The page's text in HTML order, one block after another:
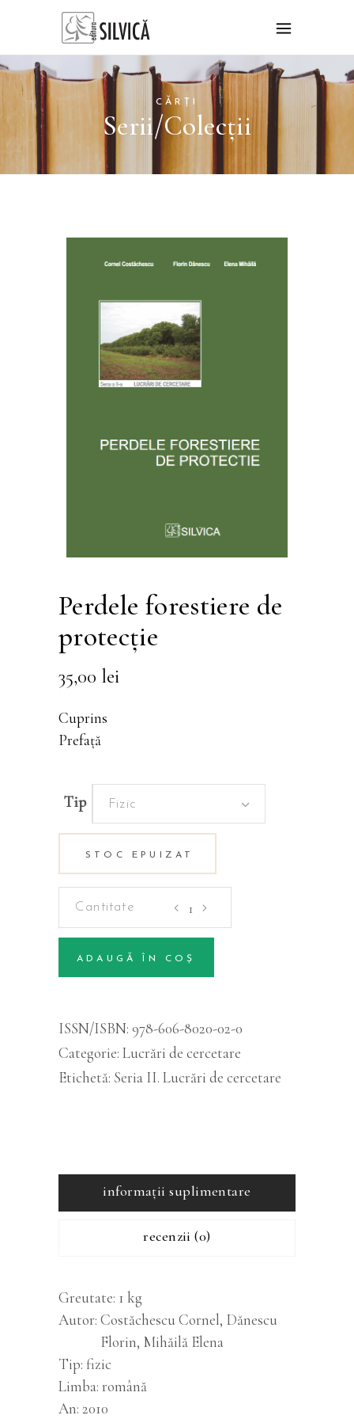
CĂRȚI
Serii/Colecții
Perdele forestiere de
protecţie
35,00 lei
Cuprins
Prefață
Tip Fizic
STOC EPUIZAT
de
protecţie
ADAUGĂ ÎN COȘ
ISSN/ISBN: 978-606-8020-02-0
Categorie: Lucrări de cercetare
Etichetă: Seria II. Lucrări de cercetare
informații suplimentare
recenzii (0)
Greutate 1 kg
Autor Costăchescu Cornel, Dănescu
Florin, Mihăilă Elena
Tip fizic
Limba română
An 2010